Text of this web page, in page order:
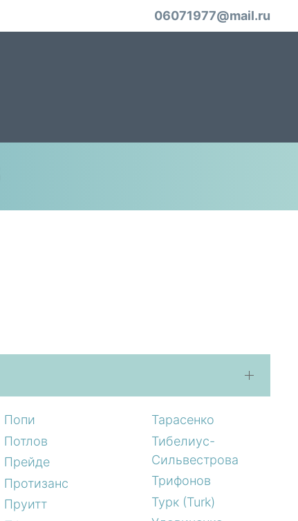
06071977@mail.ru
Попи
Потлов
Прейде
Протизанс
Пруитт
Тарасенко
Тибелиус-
Сильвестрова
Трифонов
Турк (Turk)